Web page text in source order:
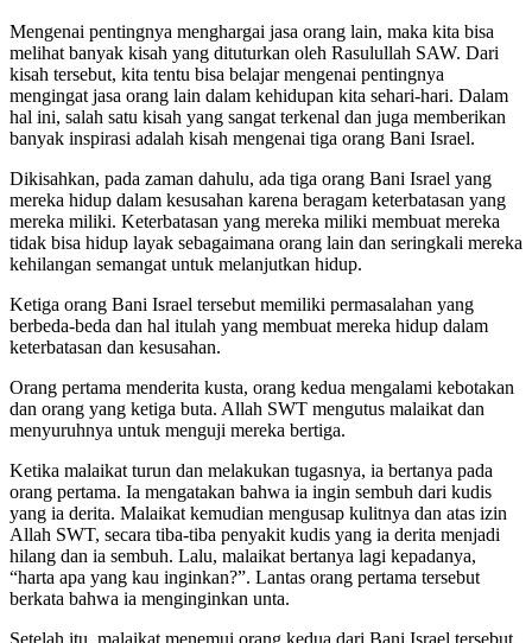
Mengenai pentingnya menghargai jasa orang lain, maka kita bisa
melihat banyak kisah yang dituturkan oleh Rasulullah SAW. Dari
kisah tersebut, kita tentu bisa belajar mengenai pentingnya
mengingat jasa orang lain dalam kehidupan kita sehari-hari. Dalam
hal ini, salah satu kisah yang sangat terkenal dan juga memberikan
banyak inspirasi adalah kisah mengenai tiga orang Bani Israel.
Dikisahkan, pada zaman dahulu, ada tiga orang Bani Israel yang
mereka hidup dalam kesusahan karena beragam keterbatasan yang
mereka miliki. Keterbatasan yang mereka miliki membuat mereka
tidak bisa hidup layak sebagaimana orang lain dan seringkali mereka
kehilangan semangat untuk melanjutkan hidup.
Ketiga orang Bani Israel tersebut memiliki permasalahan yang
berbeda-beda dan hal itulah yang membuat mereka hidup dalam
keterbatasan dan kesusahan.
Orang pertama menderita kusta, orang kedua mengalami kebotakan
dan orang yang ketiga buta. Allah SWT mengutus malaikat dan
menyuruhnya untuk menguji mereka bertiga.
Ketika malaikat turun dan melakukan tugasnya, ia bertanya pada
orang pertama. Ia mengatakan bahwa ia ingin sembuh dari kudis
yang ia derita. Malaikat kemudian mengusap kulitnya dan atas izin
Allah SWT, secara tiba-tiba penyakit kudis yang ia derita menjadi
hilang dan ia sembuh. Lalu, malaikat bertanya lagi kepadanya,
“harta apa yang kau inginkan?”. Lantas orang pertama tersebut
berkata bahwa ia menginginkan unta.
Setelah itu, malaikat menemui orang kedua dari Bani Israel tersebut.